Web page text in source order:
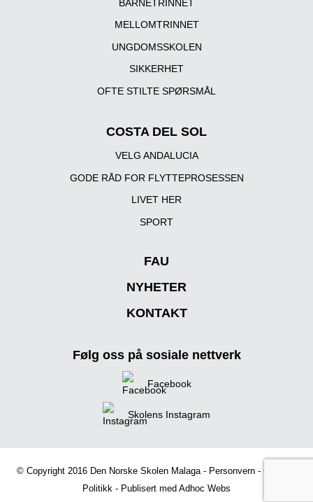
BARNETRINNET
MELLOMTRINNET
UNGDOMSSKOLEN
SIKKERHET
OFTE STILTE SPØRSMÅL
COSTA DEL SOL
VELG ANDALUCIA
GODE RÅD FOR FLYTTEPROSESSEN
LIVET HER
SPORT
FAU
NYHETER
KONTAKT
Følg oss på sosiale nettverk
Facebook
Skolens Instagram
© Copyright 2016 Den Norske Skolen Malaga - Personvern - Cookies
Politikk - Publisert med Adhoc Webs